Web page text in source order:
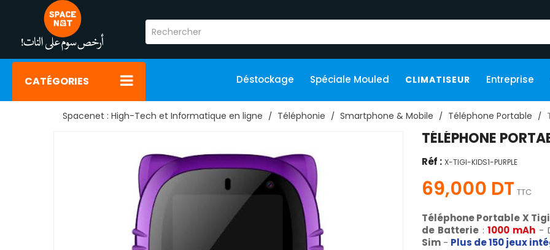
CATÉGORIES Déstockage Spéciale Mouled CLIMATISEUR Entreprise
Spacenet : High-Tech et Informatique en ligne Téléphonie Smartphone & Mobile Téléphone Portable
TÉLÉPHONE
Réf : X-TIGI-KIDS1-PURPLE
69,000 DT TTC
Téléphone Portable X Tigi
de Batterie:1000 mAh -
Sim - Plus de 150 jeux